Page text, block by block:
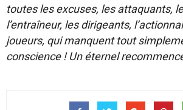
toutes les excuses, les attaquants,
l’entraîneur, les dirigeants,
joueurs, qui manquent tout
conscience ! Un éternel